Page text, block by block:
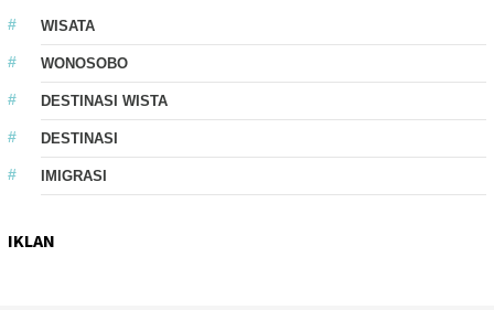
WISATA
WONOSOBO
DESTINASI WISTA
DESTINASI
IMIGRASI
IKLAN